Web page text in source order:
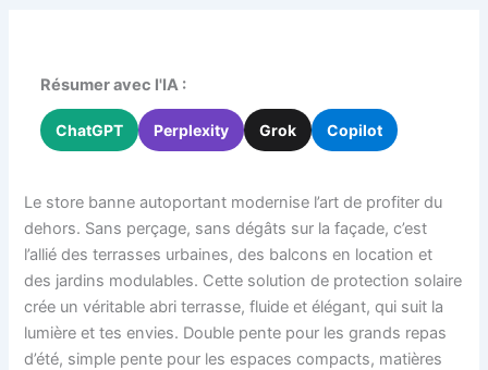
Résumer avec l'IA :
ChatGPT Perplexity Grok Copilot
Le store banne autoportant modernise l’art de profiter du
dehors. Sans perçage, sans dégâts sur la façade, c’est
l’allié des terrasses urbaines, des balcons en location et
des jardins modulables. Cette solution de protection solaire
crée un véritable abri terrasse, fluide et élégant, qui suit la
lumière et tes envies. Double pente pour les grands repas
d’été, simple pente pour les espaces compacts, matières